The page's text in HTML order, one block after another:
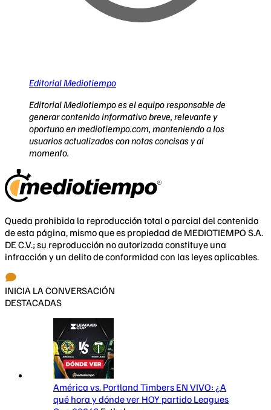
Editorial Mediotiempo
Editorial Mediotiempo es el equipo responsable de
generar contenido informativo breve, relevante y
oportuno en mediotiempo.com, manteniendo a los
usuarios actualizados con notas concisas y al
momento.
Queda prohibida la reproducción total o parcial del contenido
de esta página, mismo que es propiedad de MEDIOTIEMPO S.A.
DE C.V.; su reproducción no autorizada constituye una
infracción y un delito de conformidad con las leyes aplicables.
INICIA LA CONVERSACIÓN
DESTACADAS
América vs. Portland Timbers EN VIVO: ¿A
qué hora y dónde ver HOY partido Leagues